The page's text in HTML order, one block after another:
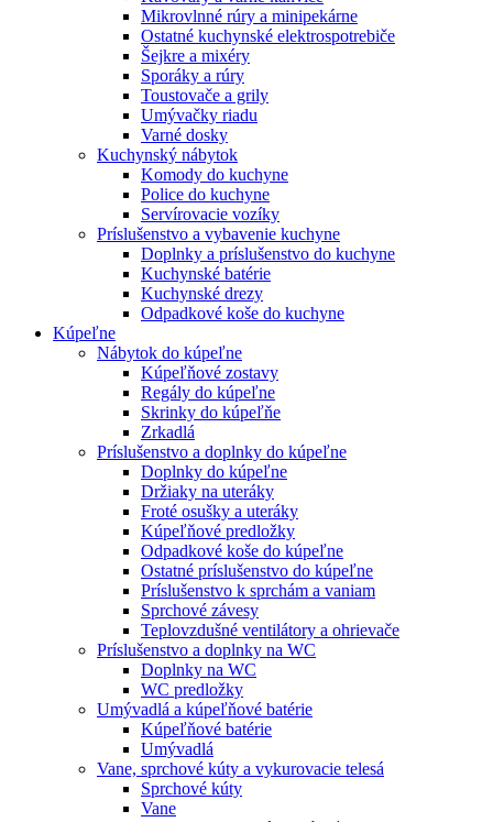
Mikrovlnné rúry a minipekárne
Ostatné kuchynské elektrospotrebiče
Šejkre a mixéry
Sporáky a rúry
Toustovače a grily
Umývačky riadu
Varné dosky
Kuchynský nábytok
Komody do kuchyne
Police do kuchyne
Servírovacie vozíky
Príslušenstvo a vybavenie kuchyne
Doplnky a príslušenstvo do kuchyne
Kuchynské batérie
Kuchynské drezy
Odpadkové koše do kuchyne
Kúpeľne
Nábytok do kúpeľne
Kúpeľňové zostavy
Regály do kúpeľne
Skrinky do kúpeľňe
Zrkadlá
Príslušenstvo a doplnky do kúpeľne
Doplnky do kúpeľne
Držiaky na uteráky
Froté osušky a uteráky
Kúpeľňové predložky
Odpadkové koše do kúpeľne
Ostatné príslušenstvo do kúpeľne
Príslušenstvo k sprchám a vaniam
Sprchové závesy
Teplovzdušné ventilátory a ohrievače
Príslušenstvo a doplnky na WC
Doplnky na WC
WC predložky
Umývadlá a kúpeľňové batérie
Kúpeľňové batérie
Umývadlá
Vane, sprchové kúty a vykurovacie telesá
Sprchové kúty
Vane